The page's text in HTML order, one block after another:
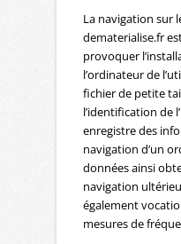
La navigation sur
dematerialise.fr
provoquer
l’ordinateur de
fichier de petite
l’identification de
enregistre des
navigation d’un
données ainsi
navigation
également
mesures de